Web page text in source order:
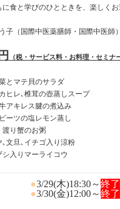
食と学びのひとときを、楽しくお
子（国際中医薬膳師・国際中医師）
（税・サービス料・お料理・セミナ
とマテ貝のサラダ
ヒレ､椎茸の壺蒸しスープ
アキレス腱の煮込み
ーツの塩レモン蒸し
渡り蟹のお粥
､文旦､イチゴ入り涼粉
シ入りマーライコウ
●3/29(木)18:30～終了
●3/30(金)12:00～終了